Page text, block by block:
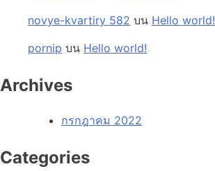
novye-kvartiry 582 บน Hello world!
pornip บน Hello world!
Archives
กรกฎาคม 2022
Categories